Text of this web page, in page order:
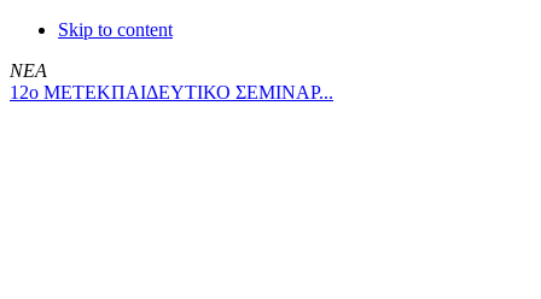
Skip to content
ΝΕΑ
12ο ΜΕΤΕΚΠΑΙΔΕΥΤΙΚΟ ΣΕΜΙΝΑΡ...